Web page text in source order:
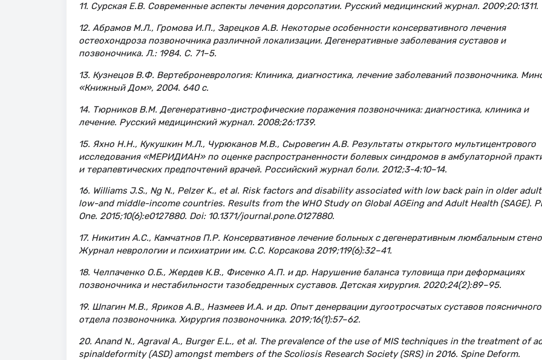
11. Сурская Е.В. Современные аспекты лечения дорсопатии. Русский медицинский журнал. 2009;20:1311.
12. Абрамов М.Л., Громова И.П., Зарецков А.В. Некоторые особенности консервативного лечения
остеохондроза позвоночника различной локализации. Дегенеративные заболевания суставов и
позвоночника. Л.: 1984. С. 71–5.
13. Кузнецов В.Ф. Вертеброневрология: Клиника, диагностика, лечение заболеваний позвоночника.
«Книжный Дом», 2004. 640 с.
14. Тюрников В.М. Дегенеративно-дистрофические поражения позвоночника: диагностика, клиника и
лечение. Русский медицинский журнал. 2008;26:1739.
15. Яхно Н.Н., Кукушкин М.Л., Чурюканов М.В., Сыровегин А.В. Результаты открытого мультицентрового
исследования «МЕРИДИАН» по оценке распространенности болевых синдромов в амбулаторной
и терапевтических предпочтений врачей. Российский журнал боли. 2012;3-4:10–14.
16. Williams J.S., Ng N., Pelzer K., et al. Risk factors and disability associated with low back pain in older
low-and middle-income countries. Results from the WHO Study on Global AGEing and Adult Health (SAGE).
One. 2015;10(6):e0127880. Doi: 10.1371/journal.pone.0127880.
17. Никитин А.С., Камчатнов П.Р. Консервативное лечение больных с дегенеративным люмбальным
Журнал неврологии и психиатрии им. С.С. Корсакова 2019;119(6):32–41.
18. Челпаченко О.Б., Жердев К.В., Фисенко А.П. и др. Нарушение баланса туловища при деформациях
позвоночника и нестабильности тазобедренных суставов. Детская хирургия. 2020;24(2):89–95.
19. Шпагин М.В., Яриков А.В., Назмеев И.А. и др. Опыт денервации дугоотросчатых суставов поясничного
отдела позвоночника. Хирургия позвоночника. 2019;16(1):57–62.
20. Anand N., Agraval A., Burger E.L., et al. The prevalence of the use of MIS techniques in the treatment of
spinaldeformity (ASD) amongst members of the Scoliosis Research Society (SRS) in 2016. Spine Deform.